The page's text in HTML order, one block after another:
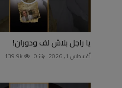
يا راجل بلاش لف ودوران!
أغسطس 1, 2026